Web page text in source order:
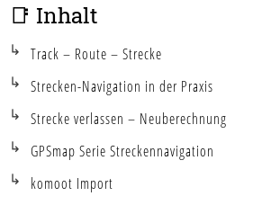
📑 Inhalt
Track – Route – Strecke
Strecken-Navigation in der Praxis
Strecke verlassen – Neuberechnung
GPSmap Serie Streckennavigation
komoot Import